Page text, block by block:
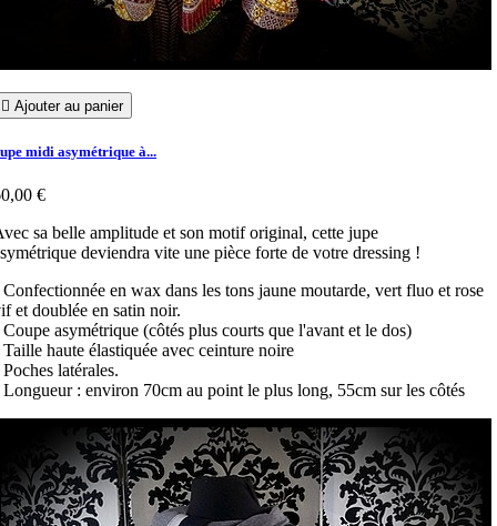
 Ajouter au panier
midi asymétrique à...
€
sa belle amplitude et son motif original, cette jupe
deviendra vite une pièce forte de votre dressing !
Confectionnée en wax dans les tons jaune moutarde, vert fluo et rose
et doublée en satin noir.
Coupe asymétrique (côtés plus courts que l'avant et le dos)
Taille haute élastiquée avec ceinture noire
Poches latérales.
Longueur : environ 70cm au point le plus long, 55cm sur les côtés